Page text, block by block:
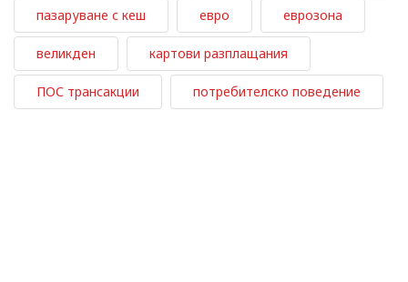
пазаруване с кеш евро еврозона
великден картови разплащания
ПОС трансакции потребителско поведение